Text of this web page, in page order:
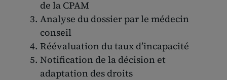
de la CPAM
Analyse du dossier par le médecin
conseil
Réévaluation du taux d’incapacité
Notification de la décision et
adaptation des droits